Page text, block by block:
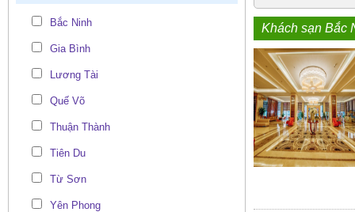
Bắc Ninh
Gia Bình
Lương Tài
Quế Võ
Thuận Thành
Tiên Du
Từ Sơn
Yên Phong
Khách sạn Bắc